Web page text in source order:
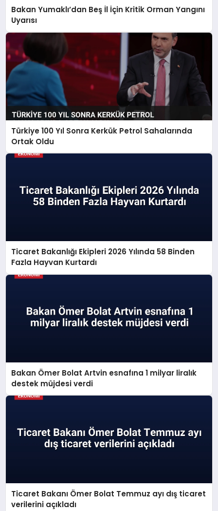
Bakan Yumaklı’dan Beş İl İçin Kritik Orman Yangını
Uyarısı
Türkiye 100 Yıl Sonra Kerkük Petrol Sahalarında
Ortak Oldu
Ticaret Bakanlığı Ekipleri 2026 Yılında 58 Binden
Fazla Hayvan Kurtardı
Bakan Ömer Bolat Artvin esnafına 1 milyar liralık
destek müjdesi verdi
Ticaret Bakanı Ömer Bolat Temmuz ayı dış ticaret
verilerini açıkladı